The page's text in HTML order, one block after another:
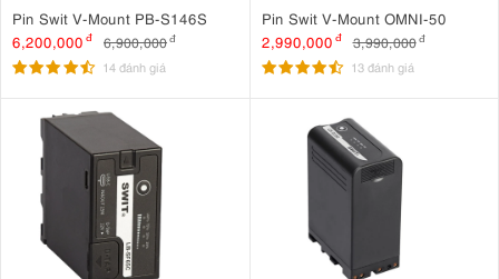
Pin Swit V-Mount PB-S146S
6,200,000 đ 6,900,000đ
14 đánh giá
Pin Swit V-Mount OMNI-50
2,990,000 đ 3,990,000 đ
13 đánh giá